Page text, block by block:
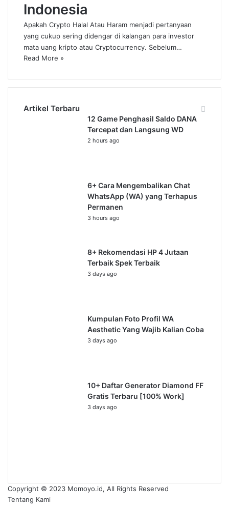
Indonesia
Apakah Crypto Halal Atau Haram menjadi pertanyaan
yang cukup sering didengar di kalangan para investor
mata uang kripto atau Cryptocurrency. Sebelum…
Read More »
Artikel Terbaru
12 Game Penghasil Saldo DANA
Tercepat dan Langsung WD
2 hours ago
6+ Cara Mengembalikan Chat
WhatsApp (WA) yang Terhapus
Permanen
3 hours ago
8+ Rekomendasi HP 4 Jutaan
Terbaik Spek Terbaik
3 days ago
Kumpulan Foto Profil WA
Aesthetic Yang Wajib Kalian Coba
3 days ago
10+ Daftar Generator Diamond FF
Gratis Terbaru [100% Work]
3 days ago
Copyright © 2023 Momoyo.id, All Rights Reserved
Tentang Kami